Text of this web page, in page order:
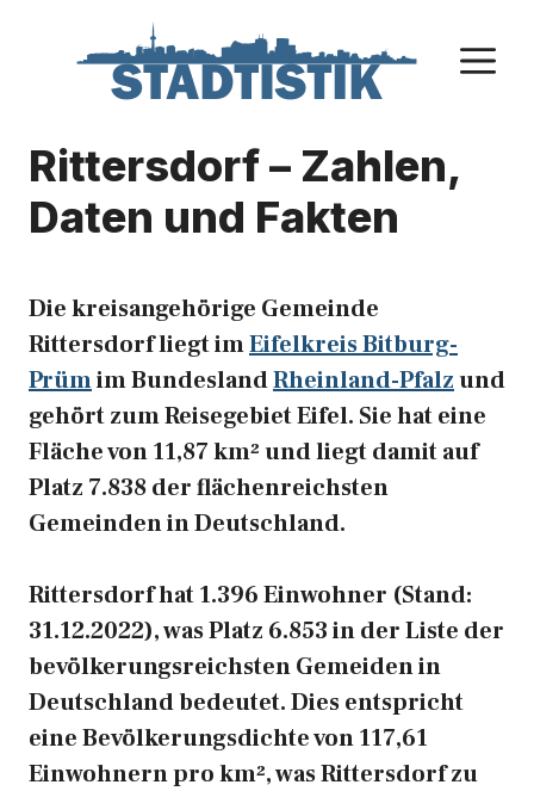
Rittersdorf – Zahlen,
Daten und Fakten
Die kreisangehörige Gemeinde
Rittersdorf liegt imEifelkreis Bitburg-
Prümim BundeslandRheinland-Pfalzund
gehört zum Reisegebiet Eifel. Sie hat eine
Fläche von 11,87 km² und liegt damit auf
Platz 7.838 der flächenreichsten
Gemeinden in Deutschland.
Rittersdorf hat 1.396 Einwohner (Stand:
31.12.2022), was Platz 6.853 in der Liste der
bevölkerungsreichsten Gemeiden in
Deutschland bedeutet. Dies entspricht
eine Bevölkerungsdichte von 117,61
Einwohnern pro km², was Rittersdorf zu